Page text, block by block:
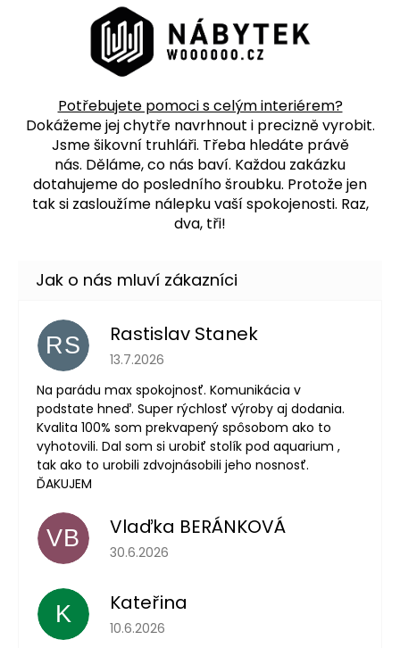
Potřebujete pomoci s celým interiérem?
Dokážeme jej chytře navrhnout i precizně vyrobit.
Jsme šikovní truhláři. Třeba hledáte právě
nás. Děláme, co nás baví. Každou zakázku
dotahujeme do posledního šroubku. Protože jen
tak si zasloužíme nálepku vaší spokojenosti. Raz,
dva, tři!
RS Rastislav Stanek
Hodnocení obchodu je 5 z 5 hvězdiček.
13.7.2026
Na parádu max spokojnosť. Komunikácia v
podstate hneď. Super rýchlosť výroby aj dodania.
Kvalita 100% som prekvapený spôsobom ako to
vyhotovili. Dal som si urobiť stolík pod aquarium ,
tak ako to urobili zdvojnásobili jeho nosnosť.
ĎAKUJEM
VB Vlaďka BERÁNKOVÁ
Hodnocení obchodu je 5 z 5 hvězdiček.
30.6.2026
K Kateřina
Hodnocení obchodu je 5 z 5 hvězdiček.
10.6.2026